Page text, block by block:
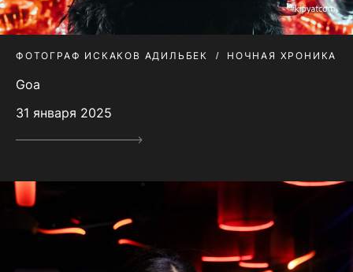
ФОТОГРАФ ИСКАКОВ АДИЛЬБЕК НОЧНАЯ ХРОНИКА
Goa
31 января 2025